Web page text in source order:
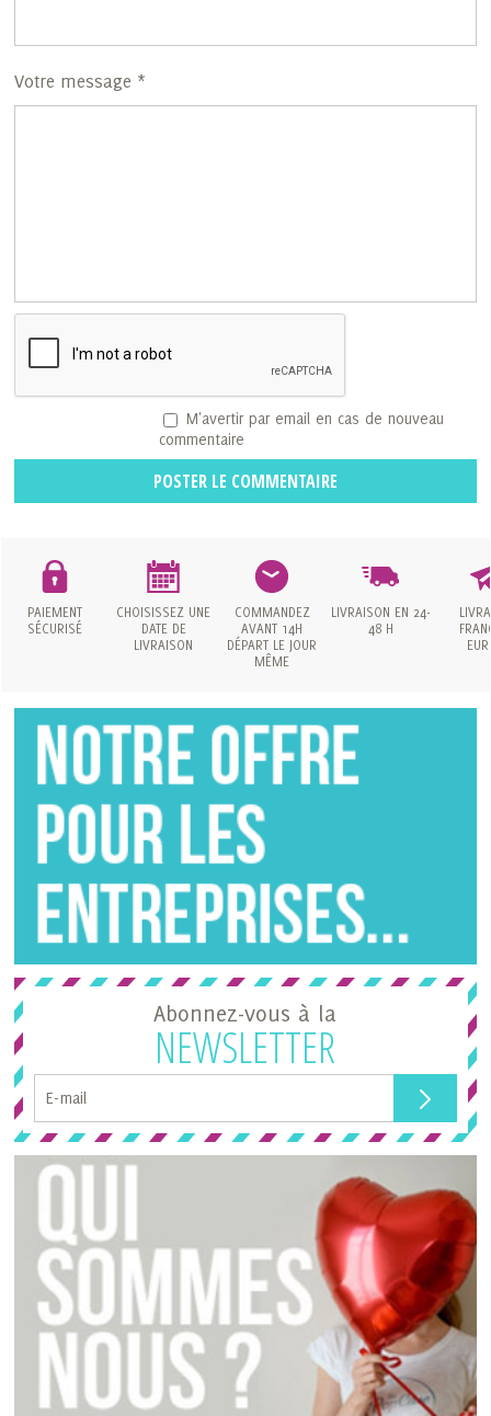
Votre message *
M'avertir par email en cas de nouveau
commentaire
POSTER LE COMMENTAIRE
PAIEMENT
SÉCURISÉ
CHOISISSEZ UNE
DATE DE
LIVRAISON
COMMANDEZ
AVANT 14H
DÉPART LE JOUR
MÊME
LIVRAISON EN 24-
48 H
Abonnez-vous à la
NEWSLETTER